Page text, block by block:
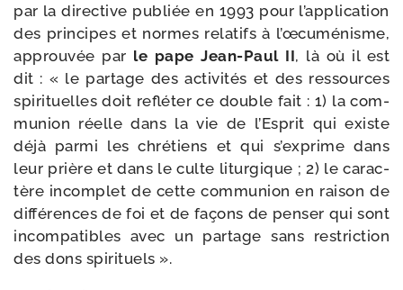
par la direc­tive publiée en 1993 pour l’application
des prin­cipes et normes rela­tifs à l’œcuménisme,
approu­vée par le pape Jean-​Paul II, là où il est
dit : « le par­tage des acti­vi­tés et des res­sources
spi­ri­tuelles doit reflé­ter ce double fait : 1) la com­
mu­nion réelle dans la vie de l’Esprit qui existe
déjà par­mi les chré­tiens et qui s’ex­prime dans
leur prière et dans le culte litur­gique ; 2) le carac­
tère incom­plet de cette com­mu­nion en rai­son de
dif­fé­rences de foi et de façons de pen­ser qui sont
incom­pa­tibles avec un par­tage sans res­tric­tion
des dons spirituels ».